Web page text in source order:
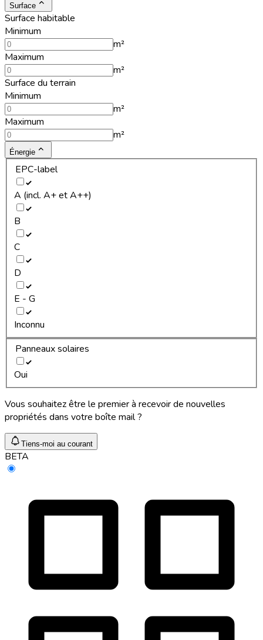
Surface
Surface habitable
Minimum
m²
Maximum
m²
Surface du terrain
Minimum
m²
Maximum
m²
Énergie
EPC-label
A (incl. A+ et A++)
B
C
D
E - G
Inconnu
Panneaux solaires
Oui
Vous souhaitez être le premier à recevoir de nouvelles
propriétés dans votre boîte mail ?
Tiens-moi au courant
BETA